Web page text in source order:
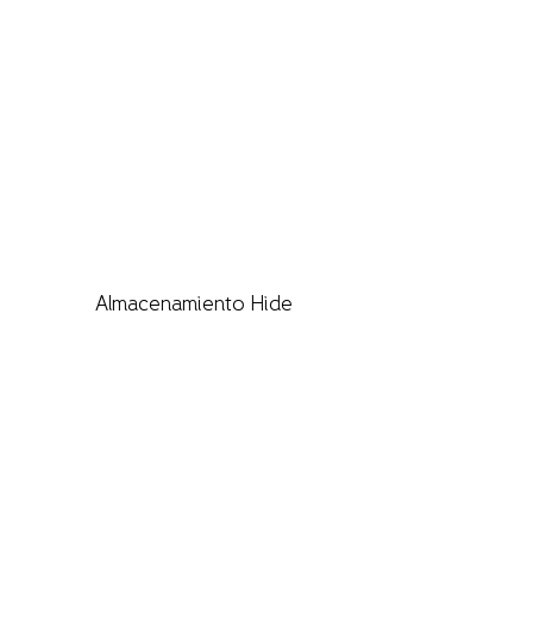
Almacenamiento Hide